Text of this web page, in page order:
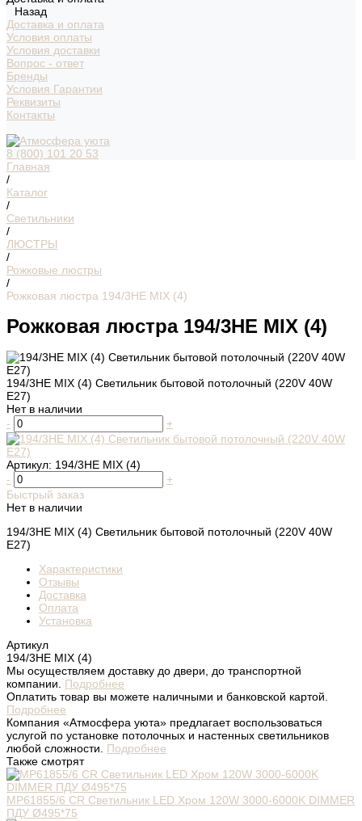
Назад
Доставка и оплата
Условия оплаты
Условия доставки
Вопрос - ответ
Бренды
Условия Гарантии
Реквизиты
Контакты
8 (800) 101 20 53
Главная
/
Каталог
/
Светильники
/
ЛЮСТРЫ
/
Рожковые люстры
/
Рожковая люстра 194/3НЕ MIX (4)
Рожковая люстра 194/3НЕ MIX (4)
194/3НЕ MIX (4) Светильник бытовой потолочный (220V 40W
E27)
Нет в наличии
-
+
Артикул: 194/3НЕ MIX (4)
-
+
Быстрый заказ
Нет в наличии
194/3НЕ MIX (4) Светильник бытовой потолочный (220V 40W
E27)
Характеристики
Отзывы
Доставка
Оплата
Установка
Артикул
194/3НЕ MIX (4)
Мы осуществляем доставку до двери, до транспортной
компании. Подробнее
Оплатить товар вы можете наличными и банковской картой.
Подробнее
Компания «Атмосфера уюта» предлагает воспользоваться
услугой по установке потолочных и настенных светильников
любой сложности. Подробнее
Также смотрят
MP61855/6 CR Светильник LED Хром 120W 3000-6000K DIMMER
ПДУ Ø495*75